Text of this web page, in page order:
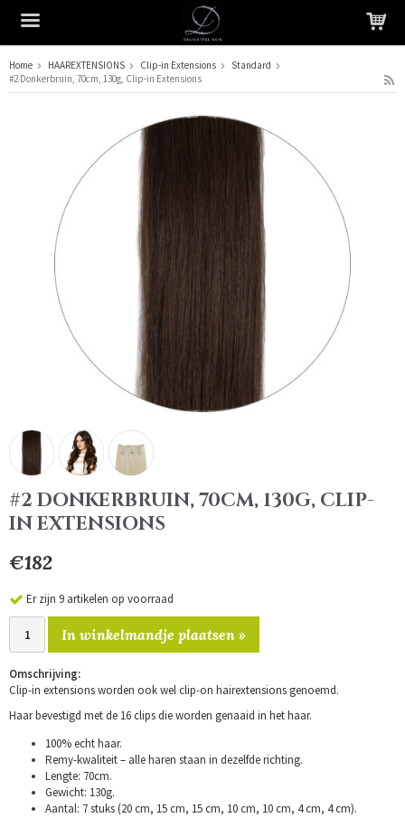
Het product is in je winkelmandje geplaatst
Home HAAREXTENSIONS Clip-in Extensions
Standard
#2 Donkerbruin, 70cm, 130g, Clip-in Extensions
#2 DONKERBRUIN, 70CM, 130G, CLIP-
IN EXTENSIONS
€182
Er zijn 9 artikelen op voorraad
In winkelmandje plaatsen »
Omschrijving:
Clip-in extensions worden ook wel clip-on hairextensions genoemd.
Haar bevestigd met de 16 clips die worden genaaid in het haar.
100% echt haar.
Remy-kwaliteit – alle haren staan in dezelfde richting.
Lengte: 70cm.
Gewicht: 130g.
Aantal: 7 stuks (20 cm, 15 cm, 15 cm, 10 cm, 10 cm, 4 cm, 4 cm).